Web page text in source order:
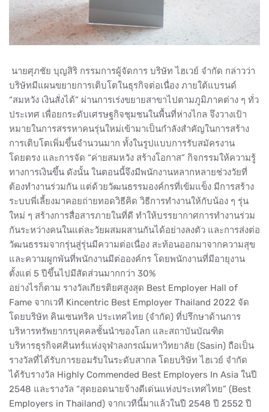
นายศุภชัย บุญสิริ กรรมการผู้จัดการ บริษัท ไฮเวย์ จำกัด กล่าวว่า
บริษัทมีแผนขยายการเติบโตในธุรกิจต่อเนื่อง ภายใต้แบรนด์
“สมหวัง เงินสั่งได้” ผ่านการเร่งขยายสาขาไปตามภูมิภาคต่าง ๆ ทั่ว
ประเทศ เพื่อยกระดับเศรษฐกิจชุมชนในพื้นที่ห่างไกล จึงวางเป้า
หมายในการสรรหาคนรุ่นใหม่เข้ามาเป็นกำลังสำคัญในการสร้าง
การเติบโตเพิ่มขึ้นจำนวนมาก ทั้งในรูปแบบการรับสมัครงาน
โดยตรง และการจัด “ค่ายสมหวัง สร้างโอกาส” กิจกรรมให้ความรู้
ทางการเงินขึ้น ดังนั้น ในตอนนี้จึงมีพนักงานหลากหลายช่วงวัยที่
ต้องทำงานร่วมกัน แต่ด้วยวัฒนธรรมองค์กรที่เข้มแข็ง มีการสร้าง
ระบบพี่เลี้ยงมาคอยถ่ายทอดวิธีคิด วิธีการทำงานให้กับน้อง ๆ รุ่น
ใหม่ ๆ สร้างการสื่อสารภายในที่ดี ทำให้บรรยากาศการทำงานร่วม
กันระหว่างคนในแต่ละวัยผสมผสานกันได้อย่างลงตัว และการส่งต่อ
วัฒนธรรมจากรุ่นสู่รุ่นมีความต่อเนื่อง สะท้อนออกมาจากความสุข
และความผูกพันที่พนักงานมีต่อองค์กร โดยพนักงานที่มีอายุงาน
ตั้งแต่ 5 ปีขึ้นไปมีสัดส่วนมากกว่า 30%
อย่างไรก็ตาม รางวัลเกียรติยศสูงสุด Best Employer Hall of
Fame จากเวที Kincentric Best Employer Thailand 2022 จัด
โดยบริษัท คินเซนทริค ประเทศไทย (จำกัด) ที่ปรึกษาด้านการ
บริหารทรัพยากรบุคคลชั้นนำของโลก และสถาบันบัณฑิต
บริหารธุรกิจศศินทร์แห่งจุฬาลงกรณ์มหาวิทยาลัย (Sasin) ถือเป็น
รางวัลที่ได้รับการยอมรับในระดับสากล โดยบริษัท ไฮเวย์ จำกัด
ได้รับรางวัล Highly Commended Best Employers In Asia ในปี
2548 และรางวัล “สุดยอดนายจ้างดีเด่นแห่งประเทศไทย” (Best
Employers in Thailand) จากเวทีนี้มาแล้วในปี 2548 ปี 2552 ปี